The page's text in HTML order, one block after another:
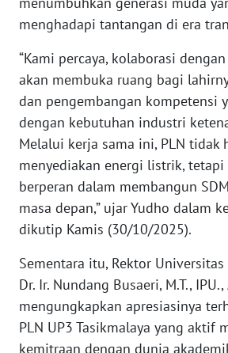
menghadapi tantangan di era
“Kami percaya, kolaborasi
akan membuka ruang bagi
dan pengembangan kompetensi
dengan kebutuhan industri
Melalui kerja sama ini, PLN tidak
menyediakan energi listrik,
berperan dalam membangun
masa depan,” ujar Yudho dalam
dikutip Kamis (30/10/2025).
Sementara itu, Rektor
Dr. Ir. Nundang Busaeri, M.T., IPU.,
mengungkapkan apresiasinya
PLN UP3 Tasikmalaya yang aktif
kemitraan dengan dunia
WN
JOGJA
JATIM
WN
BALI
WN
KALBAR
KALTENG
WN
KALTARA